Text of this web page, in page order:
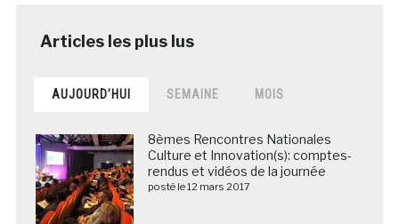
AUJOURD’HUI SEMAINE MOIS
8èmes Rencontres Nationales
Culture et Innovation(s): comptes-
rendus et vidéos de la journée
posté le 12 mars 2017